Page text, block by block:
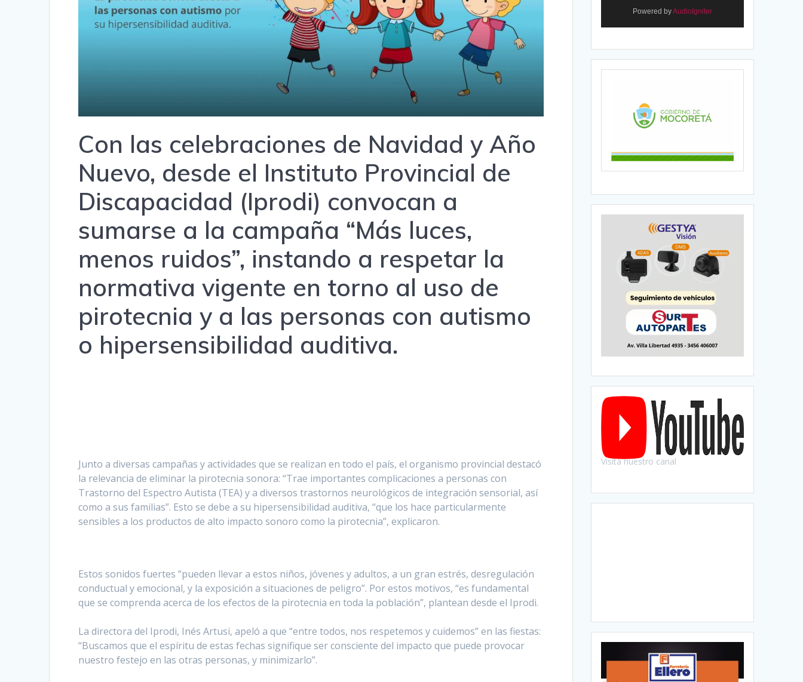
Con las celebraciones de Navidad y Año
Nuevo, desde el Instituto Provincial de
Discapacidad (Iprodi) convocan a
sumarse a la campaña “Más luces,
menos ruidos”, instando a respetar la
normativa vigente en torno al uso de
pirotecnia y a las personas con autismo
o hipersensibilidad auditiva.
Junto a diversas campañas y actividades que se realizan en todo el país, el organismo provincial destacó
la relevancia de eliminar la pirotecnia sonora: “Trae importantes complicaciones a personas con
Trastorno del Espectro Autista (TEA) y a diversos trastornos neurológicos de integración sensorial, así
como a sus familias”. Esto se debe a su hipersensibilidad auditiva, “que los hace particularmente
sensibles a los productos de alto impacto sonoro como la pirotecnia”, explicaron.
Estos sonidos fuertes “pueden llevar a estos niños, jóvenes y adultos, a un gran estrés, desregulación
conductual y emocional, y la exposición a situaciones de peligro”. Por estos motivos, “es fundamental
que se comprenda acerca de los efectos de la pirotecnia en toda la población”, plantean desde el Iprodi.
La directora del Iprodi, Inés Artusi, apeló a que “entre todos, nos respetemos y cuidemos” en las fiestas:
“Buscamos que el espíritu de estas fechas signifique ser consciente del impacto que puede provocar
nuestro festejo en las otras personas, y minimizarlo”.
Powered byAudioIgniter
Visitá nuestro canal